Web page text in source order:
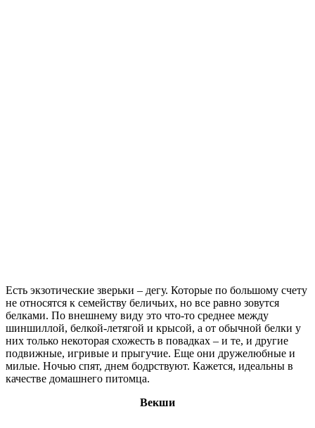
Есть экзотические зверьки – дегу. Которые по большому счету
не относятся к семейству беличьих, но все равно зовутся
белками. По внешнему виду это что-то среднее между
шиншиллой, белкой-летягой и крысой, а от обычной белки у
них только некоторая схожесть в повадках – и те, и другие
подвижные, игривые и прыгучие. Еще они дружелюбные и
милые. Ночью спят, днем бодрствуют. Кажется, идеальны в
качестве домашнего питомца.
Векши